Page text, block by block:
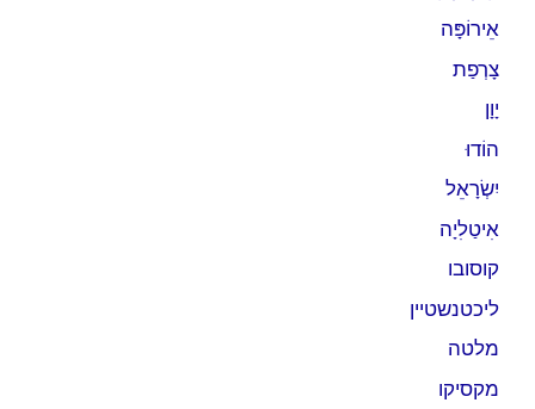
אֵירוֹפָּה
צָרְפַת
יָוָן
הוֹדוּ
יִשְׂרָאֵל
אִיטַלִיָה
קוסובו
ליכטנשטיין
מלטה
מקסיקו